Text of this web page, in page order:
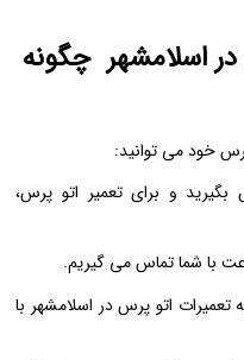
در اسلامشهر چگونه
خود می توانید:
و برای تعمیر اتو پرس،
با شما تماس می گیریم.
اتو پرس در اسلامشهر با